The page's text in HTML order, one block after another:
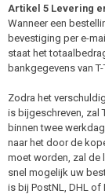
Artikel 5 Levering
Wanneer een
bevestiging per e-
staat het
bankgegevens van
Zodra het
is bijgeschreven, zal
binnen twee
naar het door de
moet worden, zal de
snel mogelijk uw
is bij PostNL, DHL of